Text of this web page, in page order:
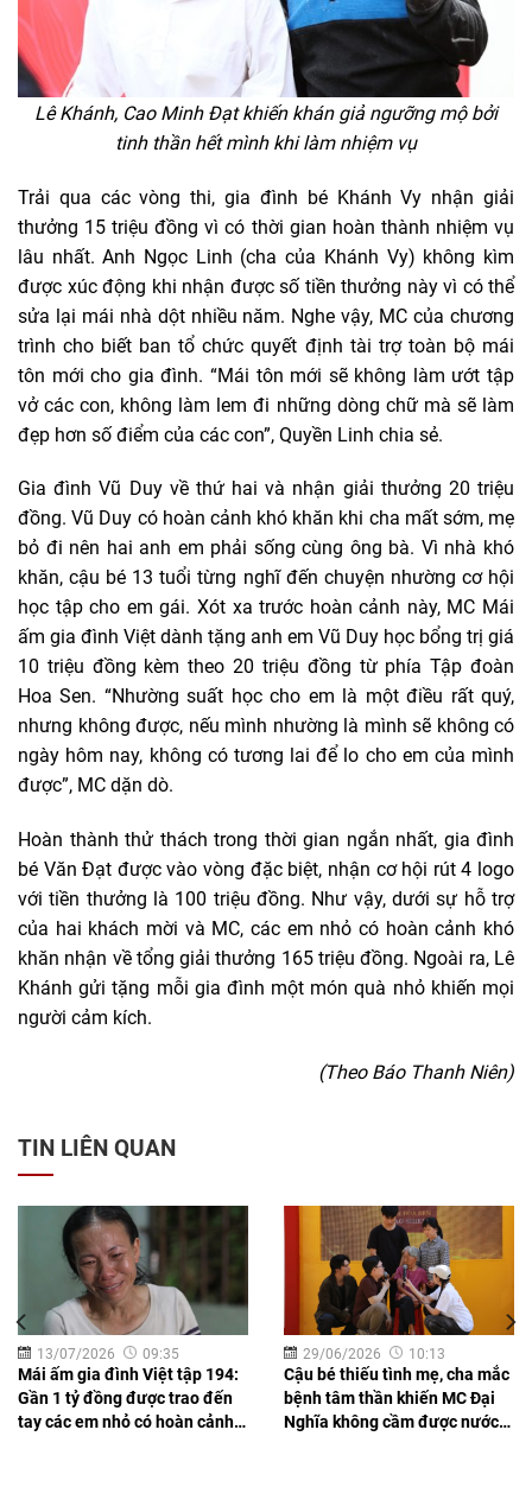
Lê Khánh, Cao Minh Đạt khiến khán giả ngưỡng mộ bởi
tinh thần hết mình khi làm nhiệm vụ
Trải qua các vòng thi, gia đình bé Khánh Vy nhận giải
thưởng 15 triệu đồng vì có thời gian hoàn thành nhiệm vụ
lâu nhất. Anh Ngọc Linh (cha của Khánh Vy) không kìm
được xúc động khi nhận được số tiền thưởng này vì có thể
sửa lại mái nhà dột nhiều năm. Nghe vậy, MC của chương
trình cho biết ban tổ chức quyết định tài trợ toàn bộ mái
tôn mới cho gia đình. “Mái tôn mới sẽ không làm ướt tập
vở các con, không làm lem đi những dòng chữ mà sẽ làm
đẹp hơn số điểm của các con”, Quyền Linh chia sẻ.
Gia đình Vũ Duy về thứ hai và nhận giải thưởng 20 triệu
đồng. Vũ Duy có hoàn cảnh khó khăn khi cha mất sớm, mẹ
bỏ đi nên hai anh em phải sống cùng ông bà. Vì nhà khó
khăn, cậu bé 13 tuổi từng nghĩ đến chuyện nhường cơ hội
học tập cho em gái. Xót xa trước hoàn cảnh này, MC Mái
ấm gia đình Việt dành tặng anh em Vũ Duy học bổng trị giá
10 triệu đồng kèm theo 20 triệu đồng từ phía Tập đoàn
Hoa Sen. “Nhường suất học cho em là một điều rất quý,
nhưng không được, nếu mình nhường là mình sẽ không có
ngày hôm nay, không có tương lai để lo cho em của mình
được”, MC dặn dò.
Hoàn thành thử thách trong thời gian ngắn nhất, gia đình
bé Văn Đạt được vào vòng đặc biệt, nhận cơ hội rút 4 logo
với tiền thưởng là 100 triệu đồng. Như vậy, dưới sự hỗ trợ
của hai khách mời và MC, các em nhỏ có hoàn cảnh khó
khăn nhận về tổng giải thưởng 165 triệu đồng. Ngoài ra, Lê
Khánh gửi tặng mỗi gia đình một món quà nhỏ khiến mọi
người cảm kích.
(Theo Báo Thanh Niên)
TIN LIÊN QUAN
13/07/2026 09:35
Mái ấm gia đình Việt tập 194:
Gần 1 tỷ đồng được trao đến
tay các em nhỏ có hoàn cảnh
29/06/2026 10:13
Cậu bé thiếu tình mẹ, cha mắc
bệnh tâm thần khiến MC Đại
Nghĩa không cầm được nước